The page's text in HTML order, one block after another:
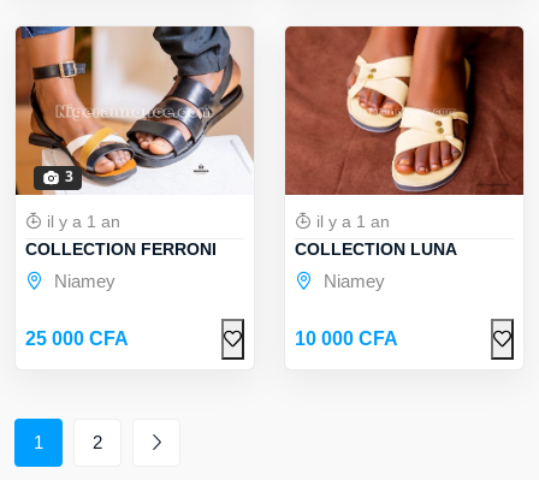
3
il y a 1 an
COLLECTION FERRONI
Niamey
25 000 CFA
il y a 1 an
COLLECTION LUNA
Niamey
10 000 CFA
1 2